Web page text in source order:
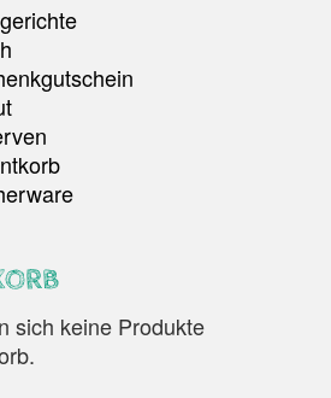
sich keine Produkte